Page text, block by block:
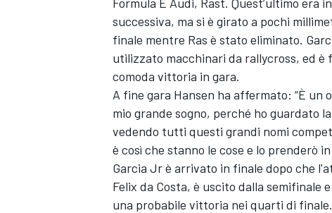
successiva, ma si è girato a pochi
finale mentre Ras è stato eliminato.
utilizzato macchinari da rallycross, ed è
comoda vittoria in gara.
A fine gara Hansen ha affermato: “È
mio grande sogno, perché ho guardato
vedendo tutti questi grandi nomi
è così che stanno le cose e lo prenderò
Garcia Jr è arrivato in finale dopo che
Felix da Costa, è uscito dalla semifinale
una probabile vittoria nei quarti di